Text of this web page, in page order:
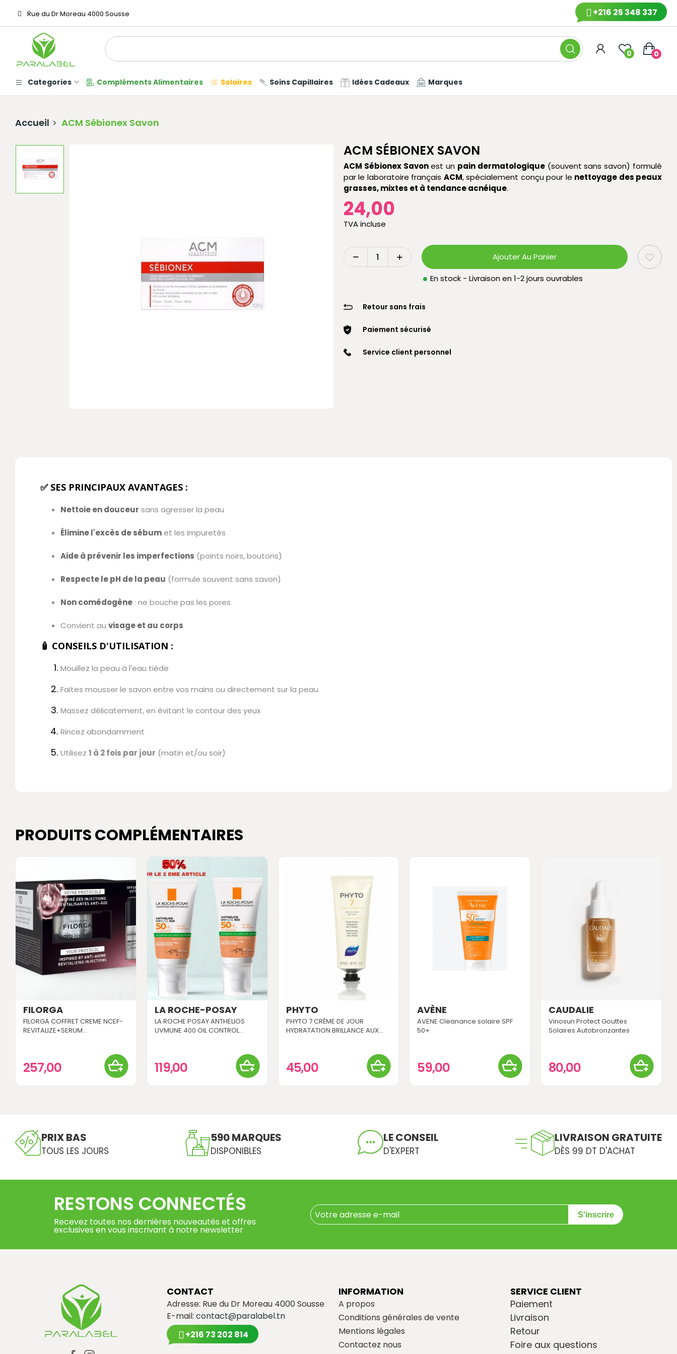
Rue du Dr Moreau 4000 Sousse +216 25 348 337
0 0
Categories Compléments Alimentaires Solaires Soins Capillaires Idées Cadeaux Marques
Accueil ACM Sébionex Savon
ACM SÉBIONEX SAVON
ACM Sébionex Savonest un pain dermatologique(souvent sans savon) formulé
par le laboratoire français ACM, spécialement conçu pour le nettoyage des peaux
grasses, mixtes et à tendance acnéique.
24,00
TVA incluse
Ajouter Au Panier
En stock - Livraison en 1-2 jours ouvrables
Retour sans frais
Paiement sécurisé
Service client personnel
✅ SES PRINCIPAUX AVANTAGES :
Nettoie en douceur sans agresser la peau
Élimine l'excès de sébumet les impuretés
Aide à prévenir les imperfections (points noirs, boutons)
Respecte le pH de la peau (formule souvent sans savon)
Non comédogène : ne bouche pas les pores
Convient au visage et au corps
🧴 CONSEILS D'UTILISATION :
Mouillez la peau à l'eau tiède
Faites mousser le savon entre vos mains ou directement sur la peau
Massez délicatement, en évitant le contour des yeux
Rincez abondamment
Utilisez 1 à 2 fois par jour (matin et/ou soir)
PRODUITS COMPLÉMENTAIRES
FILORGA
FILORGA COFFRET CREME NCEF-
REVITALIZE+SERUM...
257,00
LA ROCHE-POSAY
LA ROCHE POSAY ANTHELIOS
UVMUNE 400 OIL CONTROL...
119,00
PHYTO
PHYTO 7 CRÈME DE JOUR
HYDRATATION BRILLANCE AUX...
45,00
AVÈNE
AVENE Cleanance solaire SPF
50+
59,00
CAUDALIE
Vinosun Protect Gouttes
Solaires Autobronzantes
80,00
PRIX BAS
TOUS LES JOURS
590 MARQUES
DISPONIBLES
LE CONSEIL
D'EXPERT
LIVRAISON GRATUITE
DÈS 99 DT D'ACHAT
RESTONS CONNECTÉS
Recevez toutes nos dernières nouveautés et offres
exclusives en vous inscrivant à notre newsletter
S'inscrire
CONTACT
Adresse: Rue du Dr Moreau 4000 Sousse
E-mail: contact@paralabel.tn
+216 73 202 814
INFORMATION
A propos
Conditions générales de vente
Mentions légales
Contactez nous
SERVICE CLIENT
Paiement
Livraison
Retour
Foire aux questions